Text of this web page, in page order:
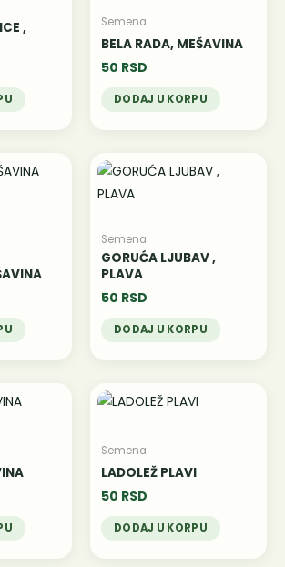
,
Semena
BELA RADA, MEŠAVINA
50 RSD
DODAJ U KORPU
Semena
GORUĆA LJUBAV ,
PLAVA
50 RSD
DODAJ U KORPU
Semena
LADOLEŽ PLAVI
50 RSD
DODAJ U KORPU